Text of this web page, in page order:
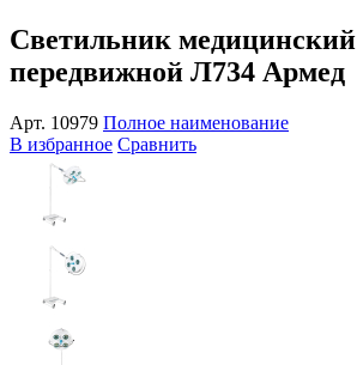
Светильник медицинский
передвижной Л734 Армед
Арт. 10979 Полное наименование
В избранное Сравнить